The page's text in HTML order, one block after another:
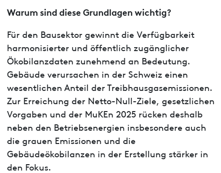
Warum sind diese Grundlagen wichtig?
Für den Bausektor gewinnt die Verfügbarkeit
harmonisierter und öffentlich zugänglicher
Ökobilanzdaten zunehmend an Bedeutung.
Gebäude verursachen in der Schweiz einen
wesentlichen Anteil der Treibhausgasemissionen.
Zur Erreichung der Netto-Null-Ziele, gesetzlichen
Vorgaben und der MuKEn 2025 rücken deshalb
neben den Betriebsenergien insbesondere auch
die grauen Emissionen und die
Gebäudeökobilanzen in der Erstellung stärker in
den Fokus.